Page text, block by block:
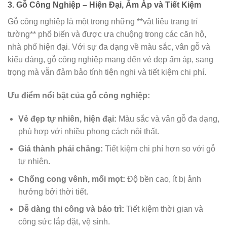
3. Gỗ Công Nghiệp – Hiện Đại, Ấm Áp và Tiết Kiệm
Gỗ công nghiệp là một trong những **vật liệu trang trí
tường** phổ biến và được ưa chuộng trong các căn hộ,
nhà phố hiện đại. Với sự đa dạng về màu sắc, vân gỗ và
kiểu dáng, gỗ công nghiệp mang đến vẻ đẹp ấm áp, sang
trọng mà vẫn đảm bảo tính tiện nghi và tiết kiệm chi phí.
Ưu điểm nổi bật của gỗ công nghiệp:
Vẻ đẹp tự nhiên, hiện đại: Màu sắc và vân gỗ đa dạng,
phù hợp với nhiều phong cách nội thất.
Giá thành phải chăng: Tiết kiệm chi phí hơn so với gỗ
tự nhiên.
Chống cong vênh, mối mọt: Độ bền cao, ít bị ảnh
hưởng bởi thời tiết.
Dễ dàng thi công và bảo trì: Tiết kiệm thời gian và
công sức lắp đặt, vệ sinh.